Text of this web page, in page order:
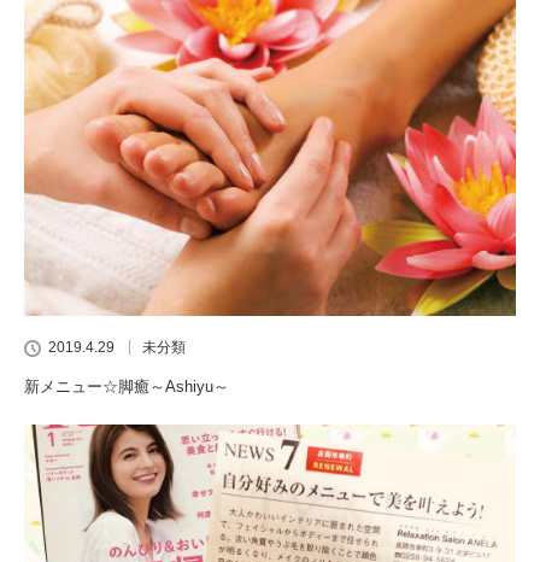
2019.4.29 未分類
新メニュー☆脚癒～Ashiyu～